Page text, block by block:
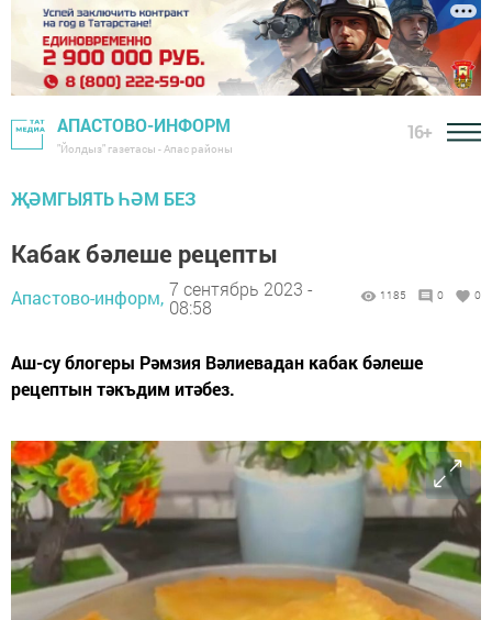
АПАСТОВО-ИНФОРМ
"Йолдыз" газетасы - Апас районы
16+
ҖӘМГЫЯТЬ ҺӘМ БЕЗ
Кабак бәлеше рецепты
Апастово-информ, 7 сентябрь 2023 -
08:58
1185 0 0
Аш-су блогеры Рәмзия Вәлиевадан кабак бәлеше
рецептын тәкъдим итәбез.